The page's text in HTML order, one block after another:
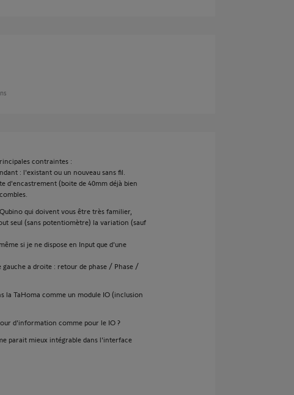
contraintes :
: l'existant ou un nouveau sans fil.
d'encastrement (boite de 40mm déjà bien
qui doivent vous être très familier,
seul (sans potentiomètre) la variation (sauf
si je ne dispose en Input que d'une
gauche a droite : retour de phase / Phase /
la TaHoma comme un module IO (inclusion
d'information comme pour le IO ?
parait mieux intégrable dans l'interface